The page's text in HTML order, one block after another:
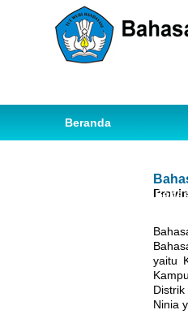
Beranda
Ihwal Pemetaan
yaitu
Ninia